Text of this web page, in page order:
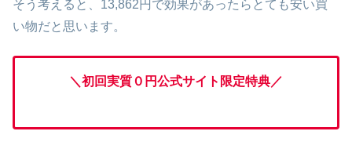
そう考えると、13,862円で効果があったらとても安い買
い物だと思います。
＼初回実質０円公式サイト限定特典／